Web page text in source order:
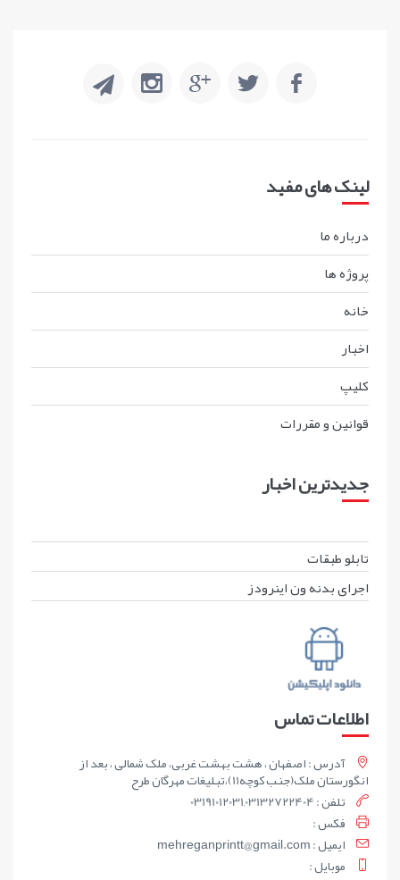
لینک های مفید
درباره ما
پروژه ها
خانه
اخبار
کليپ
قوانين و مقررات
جدیدترین اخبار
تابلو طبقات
اجرای بدنه ون اینرودز
اطلاعات تماس
آدرس : اصفهان ، هشت بهشت غربی، ملک شمالی ، بعد از
انگورستان ملک(جنب کوچه11)،تبلیغات مهرگان طرح
تلفن : 03191012031,03132722404
فکس :
ايميل : mehreganprintt@gmail.com
موبايل :